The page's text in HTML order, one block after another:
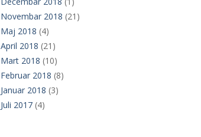
Novembar 2018 (21)
Maj 2018 (4)
April 2018 (21)
Mart 2018 (10)
Februar 2018 (8)
Januar 2018 (3)
Juli 2017(4)